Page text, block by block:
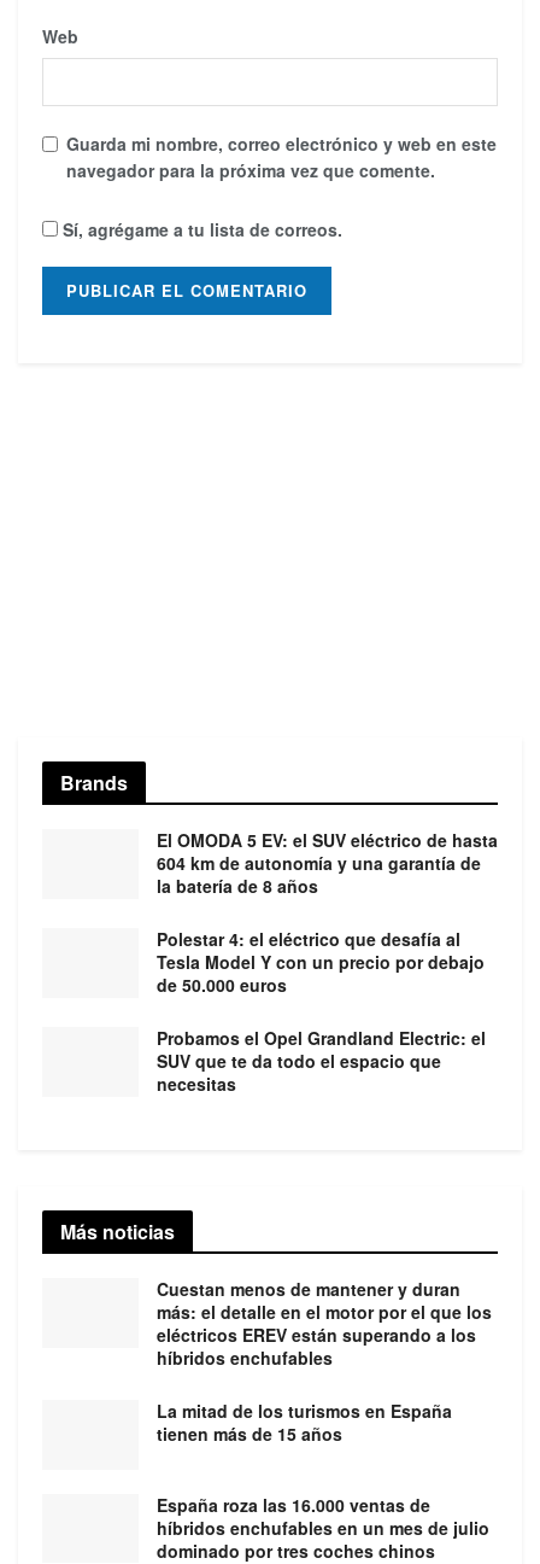
Web
Guarda mi nombre, correo electrónico y web en este
navegador para la próxima vez que comente.
Sí, agrégame a tu lista de correos.
Brands
El OMODA 5 EV: el SUV eléctrico de hasta
604 km de autonomía y una garantía de
la batería de 8 años
Polestar 4: el eléctrico que desafía al
Tesla Model Y con un precio por debajo
de 50.000 euros
Probamos el Opel Grandland Electric: el
SUV que te da todo el espacio que
necesitas
Más noticias
Cuestan menos de mantener y duran
más: el detalle en el motor por el que los
eléctricos EREV están superando a los
híbridos enchufables
La mitad de los turismos en España
tienen más de 15 años
España roza las 16.000 ventas de
híbridos enchufables en un mes de julio
dominado por tres coches chinos